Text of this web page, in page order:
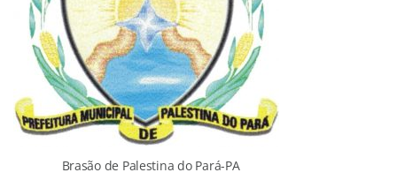
Brasão de Palestina do Pará-PA